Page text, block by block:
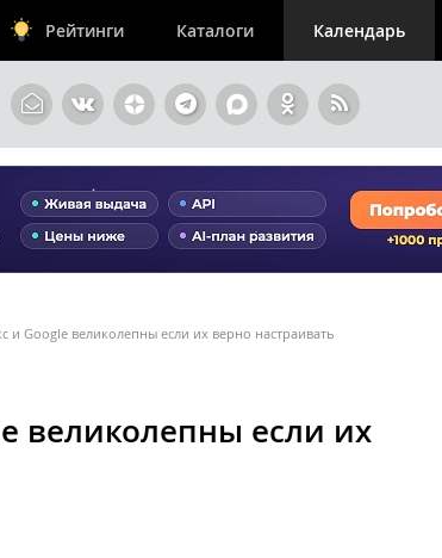
Рейтинги Каталоги Календарь
и Google великолепны если их верно настраивать
великолепны если их